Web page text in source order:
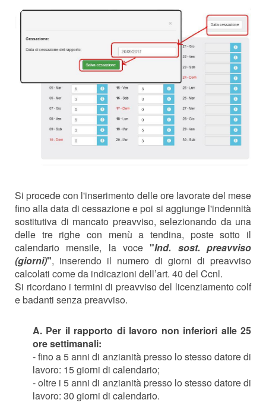
Si procede con l'inserimento delle ore lavorate del mese
fino alla data di cessazione e poi si aggiunge l'indennità
sostitutiva di mancato preavviso, selezionando da una
delle tre righe con menù a tendina, poste sotto il
calendario mensile, la voce "Ind. sost. preavviso
(giorni)", inserendo il numero di giorni di preavviso
calcolati come da indicazioni dell’art. 40 del Ccnl.
Si ricordano i termini di preavviso del licenziamento colf
e badanti senza preavviso.
A. Per il rapporto di lavoro non inferiori alle 25
ore settimanali:
- fino a 5 anni di anzianità presso lo stesso datore di
lavoro: 15 giorni di calendario;
- oltre i 5 anni di anzianità presso lo stesso datore di
lavoro: 30 giorni di calendario.